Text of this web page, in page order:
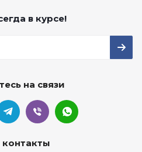
в курсе!
на связи